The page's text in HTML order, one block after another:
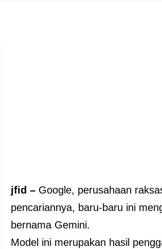
jfid – Google, perusahaan
pencariannya, baru-baru ini
bernama Gemini.
Model ini merupakan hasil